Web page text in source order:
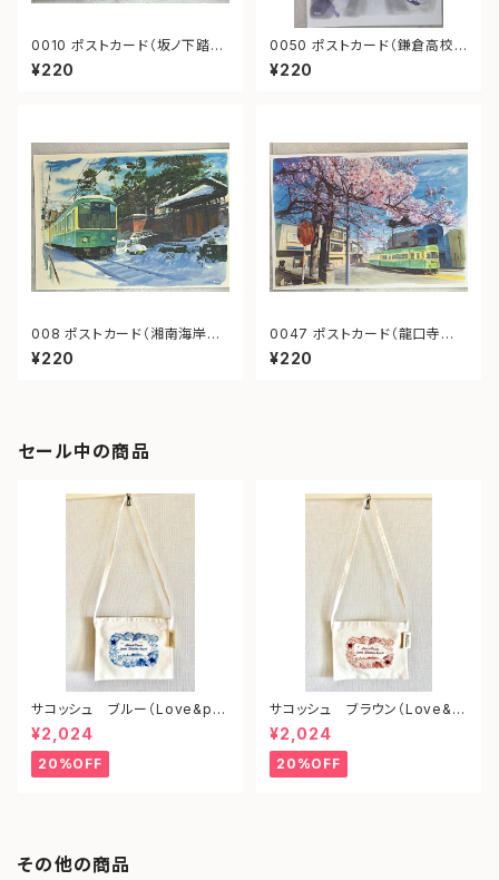
0010 ポストカード（坂ノ下踏み
切り）
¥220
0050 ポストカード（鎌倉高校
前1号踏切）
¥220
008 ポストカード（湘南海岸公
園駅 善乃園）
¥220
0047 ポストカード（龍口寺
江ノ電）
¥220
セール中の商品
サコッシュ ブルー（Love&pe
ace from shonan)
¥2,024
20%OFF
サコッシュ ブラウン（Love&p
eace from shonan)
¥2,024
20%OFF
その他の商品